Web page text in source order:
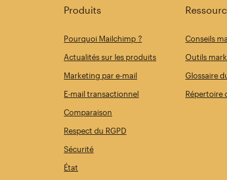
Produits
Pourquoi Mailchimp ?
Actualités sur les produits
Marketing par e-mail
E-mail transactionnel
Comparaison
Respect du RGPD
Sécurité
État
Conseils
Outils
Glossaire
Répertoire